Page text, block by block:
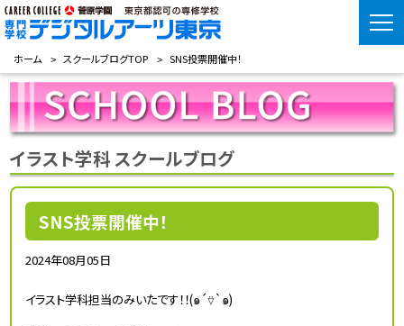
ホーム スクールブログTOP SNS投票開催中！
イラスト学科 スクールブログ
SNS投票開催中！
2024年08月05日
イラスト学科担当のみいたです！！(๑´⍢`๑)